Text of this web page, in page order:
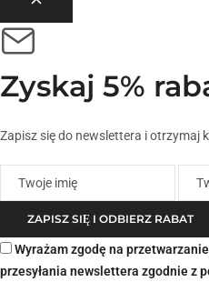
Zyskaj 5%
Zapisz się do newslettera i otrzymaj
ZAPISZ SIĘ I ODBIERZ RABAT
Wyrażam zgodę na
przesyłania newslettera zgodnie z